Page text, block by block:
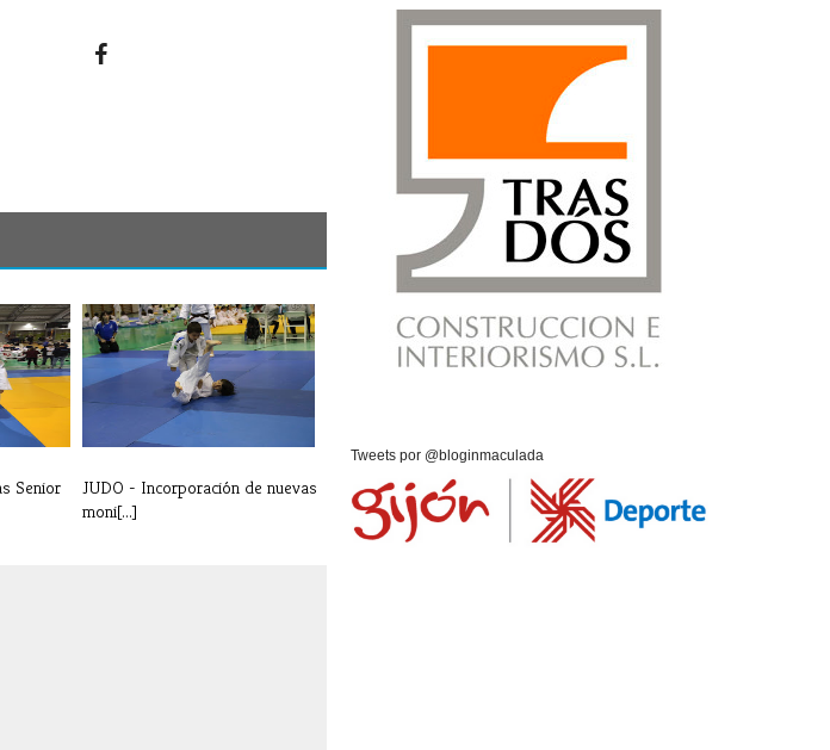
Senior
JUDO - Incorporación de nuevas
moni[...]
Tweets por @bloginmaculada